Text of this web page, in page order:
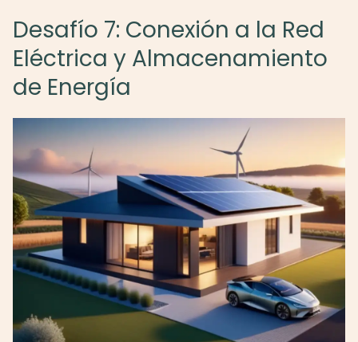
Desafío 7: Conexión a la Red
Eléctrica y Almacenamiento
de Energía